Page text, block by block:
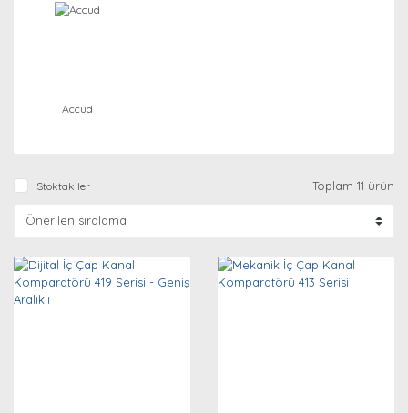
Accud
Stoktakiler Toplam 11 ürün